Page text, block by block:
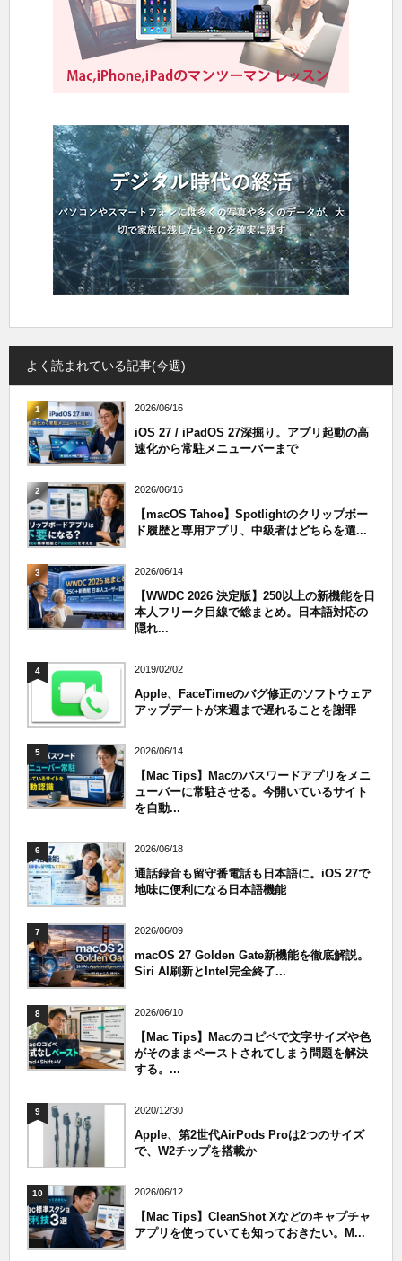
よく読まれている記事(今週)
1 2026/06/16
iOS 27 / iPadOS 27深掘り。アプリ起動の高
速化から常駐メニューバーまで
2 2026/06/16
【macOS Tahoe】Spotlightのクリップボー
ド履歴と専用アプリ、中級者はどちらを選...
3 2026/06/14
【WWDC 2026 決定版】250以上の新機能を日
本人フリーク目線で総まとめ。日本語対応の
隠れ...
4 2019/02/02
Apple、FaceTimeのバグ修正のソフトウェア
アップデートが来週まで遅れることを謝罪
5 2026/06/14
【Mac Tips】Macのパスワードアプリをメニ
ューバーに常駐させる。今開いているサイト
を自動...
6 2026/06/18
通話録音も留守番電話も日本語に。iOS 27で
地味に便利になる日本語機能
7 2026/06/09
macOS 27 Golden Gate新機能を徹底解説。
Siri AI刷新とIntel完全終了...
8 2026/06/10
【Mac Tips】Macのコピペで文字サイズや色
がそのままペーストされてしまう問題を解決
する。...
9 2020/12/30
Apple、第2世代AirPods Proは2つのサイズ
で、W2チップを搭載か
10 2026/06/12
【Mac Tips】CleanShot Xなどのキャプチャ
アプリを使っていても知っておきたい。M...